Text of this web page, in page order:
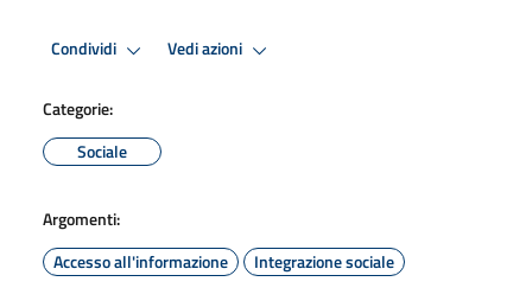
Condividi Vedi azioni
Categorie:
Sociale
Argomenti:
Accesso all'informazione
Integrazione sociale